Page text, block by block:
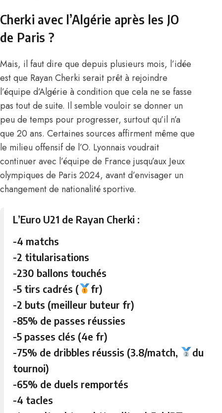
Cherki avec l’Algérie après les JO
de Paris ?
Mais, il faut dire que depuis plusieurs mois, l’idée
est que Rayan Cherki serait prêt à rejoindre
l’équipe d’Algérie à condition que cela ne se fasse
pas tout de suite. Il semble vouloir se donner un
peu de temps pour progresser, surtout qu’il n’a
que 20 ans. Certaines sources affirment même que
le milieu offensif de l’O. Lyonnais voudrait
continuer avec l’équipe de France jusqu’aux Jeux
olympiques de Paris 2024, avant d’envisager un
changement de nationalité sportive.
L’Euro U21 de Rayan Cherki :
-4 matchs
-2 titularisations
-230 ballons touchés
-5 tirs cadrés (
fr)
-2 buts (meilleur buteur fr)
-85% de passes réussies
-5 passes clés (4e fr)
-75% de dribbles réussis (3.8/match,
du
tournoi)
-65% de duels remportés
-4 tacles